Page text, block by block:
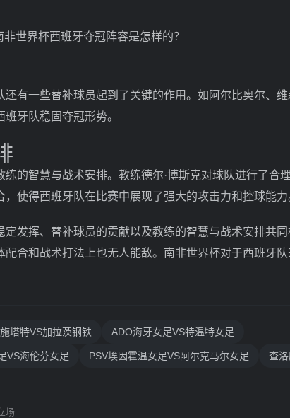
非世界杯西班牙夺冠阵容是怎样的？
一些替补球员起到了关键的作用。如阿尔比奥尔、维
牙队稳固夺冠形势。
智慧与战术安排。教练德尔·博斯克对球队进行了合
使得西班牙队在比赛中展现了强大的攻击力和控球能力
挥、替补球员的贡献以及教练的智慧与战术安排共同
合和战术打法上也无人能敌。南非世界杯对于西班牙
塔特VS加拉茨钢铁 ADO海牙女足VS特温特女足
VS海伦芬女足 PSV埃因霍温女足VS阿尔克马尔女足 查
场